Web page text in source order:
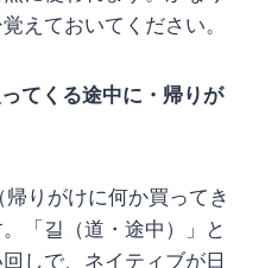
えておいてください。
てくる途中に・帰りが
帰りがけに何か買ってき
「길（道・途中）」と
しで、ネイティブが日